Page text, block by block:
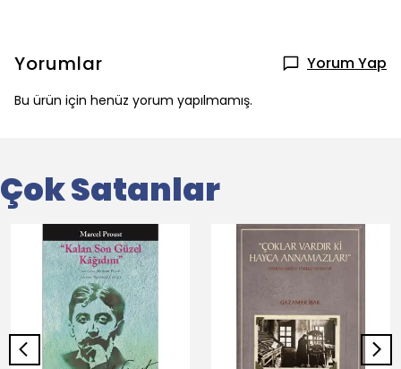
Yorumlar Yorum Yap
Bu ürün için henüz yorum yapılmamış.
Çok Satanlar